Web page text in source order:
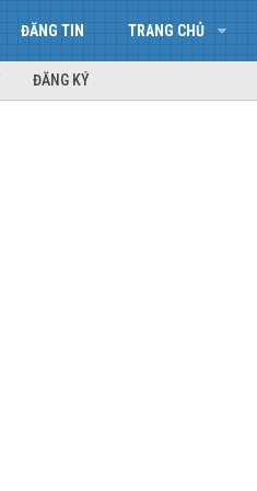
ĐĂNG TIN TRANG CHỦ
ĐĂNG KÝ